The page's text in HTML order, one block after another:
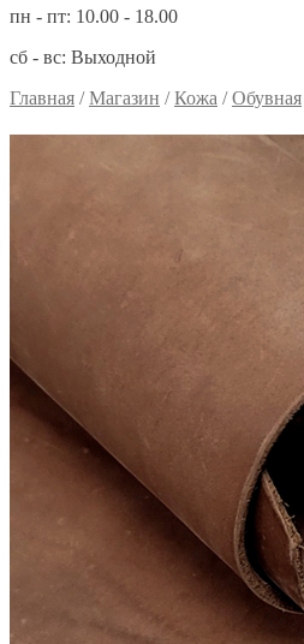
пн - пт: 10.00 - 18.00
сб - вс: Выходной
Главная /Магазин /Кожа /Обувная